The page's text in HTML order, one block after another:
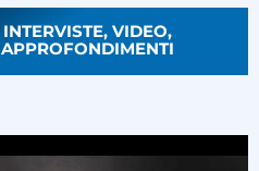
INTERVISTE, VIDEO,
APPROFONDIMENTI